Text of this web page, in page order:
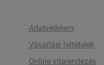
Adatvédelem
Vásárlási feltételek
Online vitarendezés